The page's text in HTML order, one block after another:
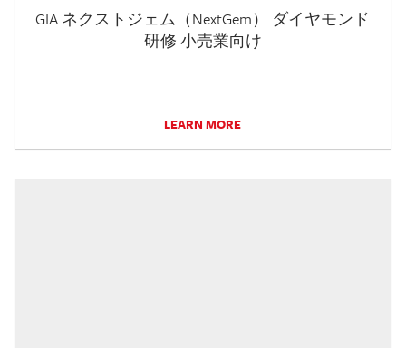
GIA ネクストジェム（NextGem） ダイヤモンド
研修 小売業向け
LEARN MORE